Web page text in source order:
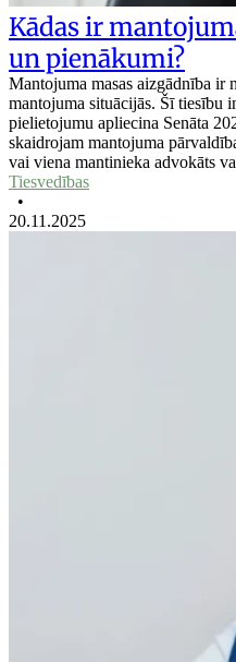
Kādas ir
un pienākumi?
Mantojuma masas aizgādnība ir
mantojuma situācijās. Šī tiesību
pielietojumu apliecina Senāta
skaidrojam mantojuma
vai viena mantinieka advokāts
Tiesvedības
•
20.11.2025